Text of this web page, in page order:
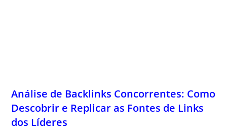
Análise de Backlinks Concorrentes: Como
Descobrir e Replicar as Fontes de Links
dos Líderes